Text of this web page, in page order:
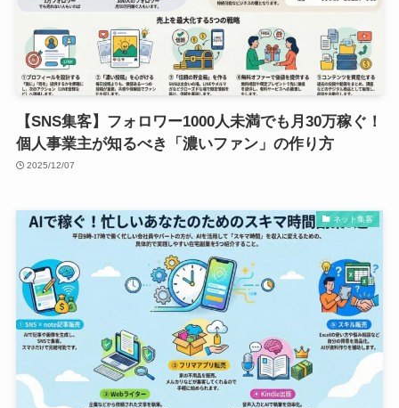
【SNS集客】フォロワー1000人未満でも月30万稼ぐ！
個人事業主が知るべき「濃いファン」の作り方
2025/12/07
ネット集客